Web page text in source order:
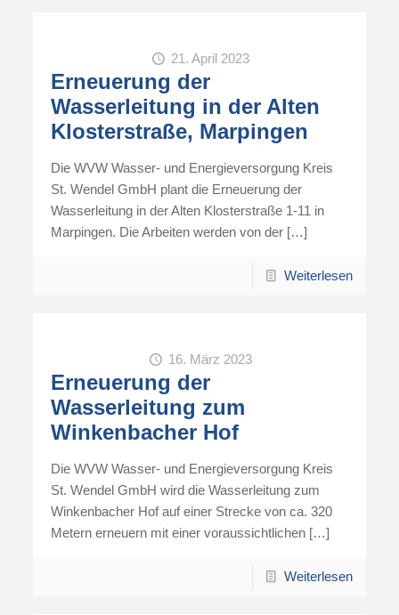
21. April 2023
Erneuerung der
Wasserleitung in der Alten
Klosterstraße, Marpingen
Die WVW Wasser- und Energieversorgung Kreis
St. Wendel GmbH plant die Erneuerung der
Wasserleitung in der Alten Klosterstraße 1-11 in
Marpingen. Die Arbeiten werden von der […]
Weiterlesen
16. März 2023
Erneuerung der
Wasserleitung zum
Winkenbacher Hof
Die WVW Wasser- und Energieversorgung Kreis
St. Wendel GmbH wird die Wasserleitung zum
Winkenbacher Hof auf einer Strecke von ca. 320
Metern erneuern mit einer voraussichtlichen […]
Weiterlesen